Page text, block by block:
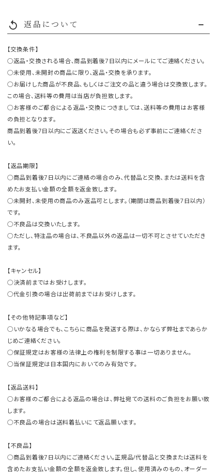
replay 返品について
【交換条件】
○返品・交換される場合、商品到着後7日以内にメールにてご連絡ください。
○未使用、未開封の商品に限り、返品・交換を承ります。
○お届けした商品が不良品、もしくはご注文の品と違う場合は交換致します。
この場合、送料等の費用は当店が負担致します。
○お客様のご都合による返品・交換につきましては、送料等の費用はお客様
の負担となります。
商品到着後7日以内にご返送ください。その場合も必ず事前にご連絡くださ
い。
【返品期限】
○商品到着後7日以内にご連絡の場合のみ、代替品と交換、または送料を含
めたお支払い金額の全額を返金致します。
○未開封、未使用の商品のみ返品可とします。（期間は商品到着後7日以内）
です。
○不良品は交換いたします。
○ただし、特注品の場合は、不良品以外の返品は一切不可とさせていただき
ます。
【キャンセル】
○決済前まではお受けします。
○代金引換の場合は出荷前まではお受けします。
【その他特記事項など】
○いかなる場合でも、こちらに商品を発送する際は、かならず弊社まであらか
じめご連絡ください。
○保証規定はお客様の法律上の権利を制限する事は一切ありません。
○当保証規定は日本国内においてのみ有効です。
【返品送料】
○お客様のご都合による返品の場合は、弊社宛ての送料のご負担をお願い致
します。
○不良品の場合は送料着払いにて返品願います。
【不良品】
○商品到着後7日以内にご連絡ください。正規品/代替品と交換または送料を
含めたお支払い金額の全額を返金致します。但し、使用済みのもの、オーダー